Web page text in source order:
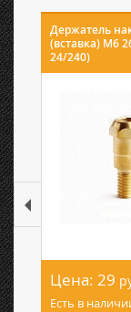
Держатель
(вставка) M6
24/240)
Цена: 29
Есть в